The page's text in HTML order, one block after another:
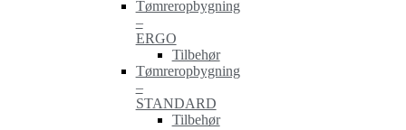
Tømreropbygning
–
ERGO
Tilbehør
Tømreropbygning
–
STANDARD
Tilbehør